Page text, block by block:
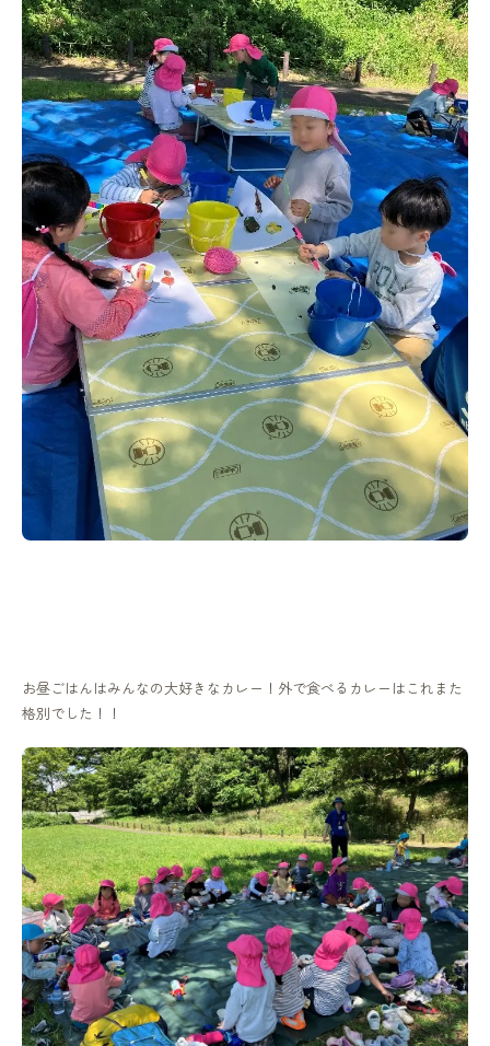
お昼ごはんはみんなの大好きなカレー！外で食べるカレーはこれまた
格別でした！！